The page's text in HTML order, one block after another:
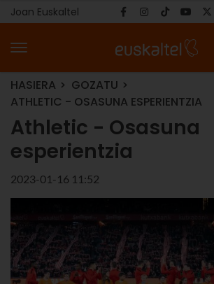
Joan Euskaltel
HASIERA
GOZATU
ATHLETIC - OSASUNA ESPERIENTZIA
Athletic - Osasuna
esperientzia
2023-01-16 11:52